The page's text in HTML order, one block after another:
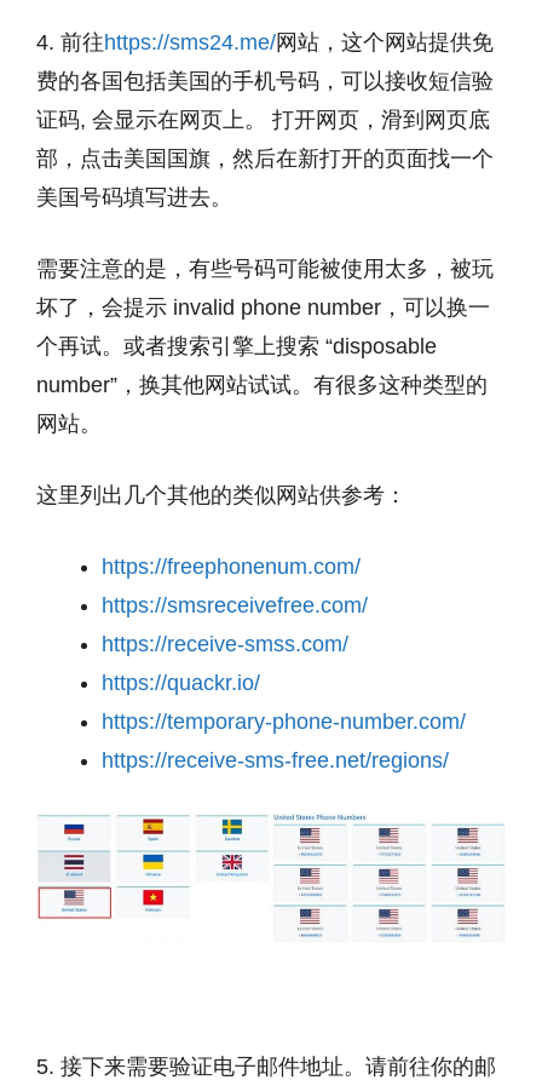
4. 前往https://sms24.me/网站，这个网站提供免
费的各国包括美国的手机号码，可以接收短信验
证码, 会显示在网页上。 打开网页，滑到网页底
部，点击美国国旗，然后在新打开的页面找一个
美国号码填写进去。
需要注意的是，有些号码可能被使用太多，被玩
坏了，会提示 invalid phone number，可以换一
个再试。或者搜索引擎上搜索 “disposable
number”，换其他网站试试。有很多这种类型的
网站。
这里列出几个其他的类似网站供参考：
https://freephonenum.com/
https://smsreceivefree.com/
https://receive-smss.com/
https://quackr.io/
https://temporary-phone-number.com/
https://receive-sms-free.net/regions/
5. 接下来需要验证电子邮件地址。请前往你的邮